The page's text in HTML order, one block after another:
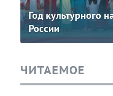
Год культурного
России
ЧИТАЕМОЕ